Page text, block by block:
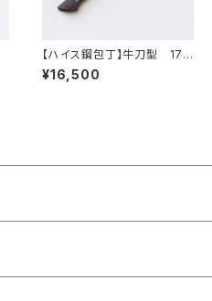
【ハイス鋼包丁】牛刀型 170
mm
¥16,500